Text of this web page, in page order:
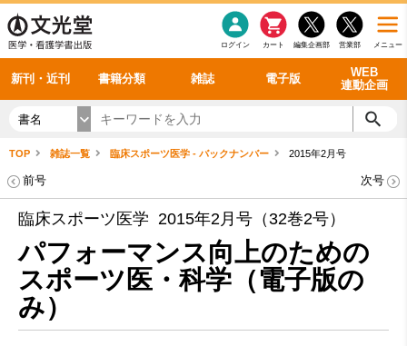
メニュー
営業部
編集企画部
カート
ログイン
新刊・近刊 書籍分類 雑誌 電子版
WEB
連動企画
感染症 老年医学
看護・介護
呼吸器
循環器
シリーズ一覧
雑誌投稿規定
理学療法
雑誌案内・年間購読 最新号 バックナンバー
電子書籍
電子雑誌
書籍「データに基づく臨床動作分析」WEB動画
書籍「眼手術学」WEB動画
書籍「神経症候学 II 改訂第二版」 WEB動画
新刊一覧
今後の発行予定
書名
TOP 雑誌一覧 臨床スポーツ医学 - バックナンバー 2015年2月号
前号 次号
臨床スポーツ医学 2015年2月号（32巻2号）
パフォーマンス向上のための
スポーツ医・科学（電子版の
み）